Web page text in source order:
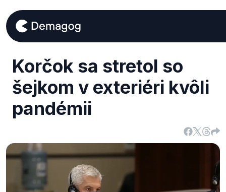
Korčok sa stretol so
šejkom v exteriéri kvôli
pandémii